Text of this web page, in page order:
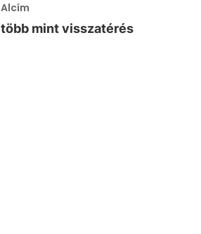
Alcím
több mint visszatérés